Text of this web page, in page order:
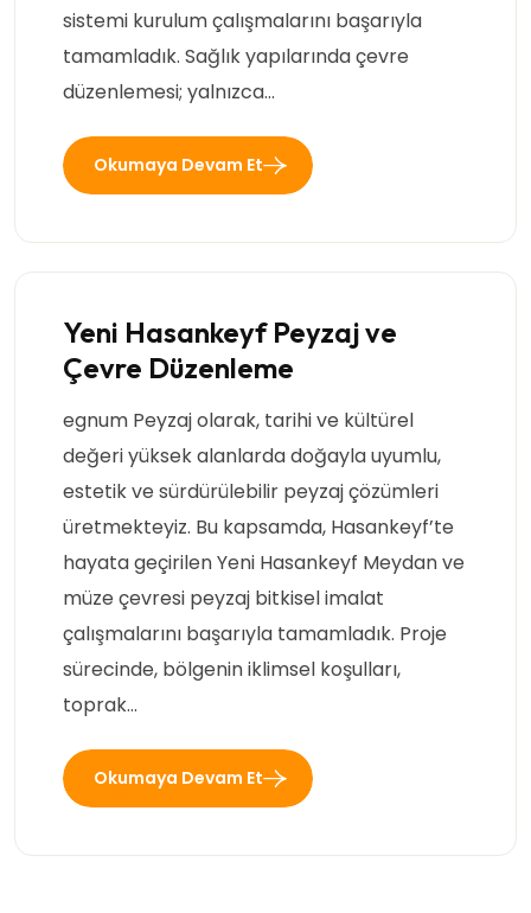
sistemi kurulum çalışmalarını başarıyla
tamamladık. Sağlık yapılarında çevre
düzenlemesi; yalnızca…
Okumaya Devam Et
Yeni Hasankeyf Peyzaj ve
Çevre Düzenleme
egnum Peyzaj olarak, tarihi ve kültürel
değeri yüksek alanlarda doğayla uyumlu,
estetik ve sürdürülebilir peyzaj çözümleri
üretmekteyiz. Bu kapsamda, Hasankeyf’te
hayata geçirilen Yeni Hasankeyf Meydan ve
müze çevresi peyzaj bitkisel imalat
çalışmalarını başarıyla tamamladık. Proje
sürecinde, bölgenin iklimsel koşulları,
toprak…
Okumaya Devam Et